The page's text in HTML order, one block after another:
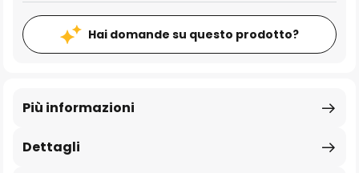
Hai domande su questo prodotto?
Dettagli
Più informazioni